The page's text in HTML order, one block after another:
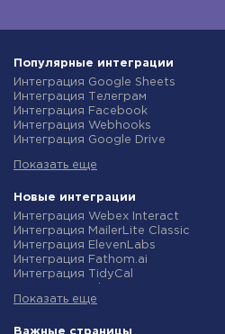
Популярные интеграции
Интеграция Google Sheets
Интеграция Телеграм
Интеграция Facebook
Интеграция Webhooks
Интеграция Google Drive
Интеграция Gmail
Интеграция Новая Почта
Интеграция Binotel
Интеграция OpenAI (ChatGPT)
Интеграция Prom
Интеграция Приват24
Интеграция OLX
Интеграция TurboSMS
Интеграция SendPulse
Интеграция Stream Telecom
Показать еще
Новые интеграции
Интеграция Webex Interact
Интеграция MailerLite Classic
Интеграция ElevenLabs
Интеграция Fathom.ai
Интеграция TidyCal
Интеграция Gist
Интеграция Straico
Показать еще
Важные страницы